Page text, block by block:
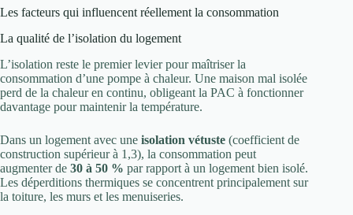
Les facteurs qui influencent réellement la consommation
La qualité de l’isolation du logement
L’isolation reste le premier levier pour maîtriser la
consommation d’une pompe à chaleur. Une maison mal isolée
perd de la chaleur en continu, obligeant la PAC à fonctionner
davantage pour maintenir la température.
Dans un logement avec une isolation vétuste (coefficient de
construction supérieur à 1,3), la consommation peut
augmenter de 30 à 50 % par rapport à un logement bien isolé.
Les déperditions thermiques se concentrent principalement sur
la toiture, les murs et les menuiseries.